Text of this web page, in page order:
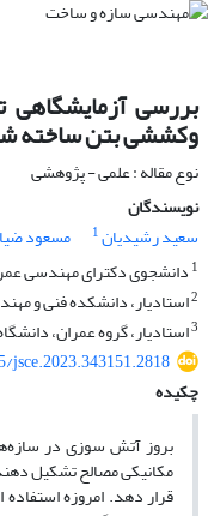
بررسی آزمایشگاهی
وکششی بتن ساخته
نوع مقاله : علمی - پژوهشی
نویسندگان
سعید رشیدیان1 مسعود
1دانشجوی دکترای مهندسی
2استادیار، دانشکده فنی و
3استادیار، گروه عمران،
jsce.2023.343151.2818
چکیده
بروز آتش سوزی در
مکانیکی مصالح تشکیل
قرار دهد. امروزه